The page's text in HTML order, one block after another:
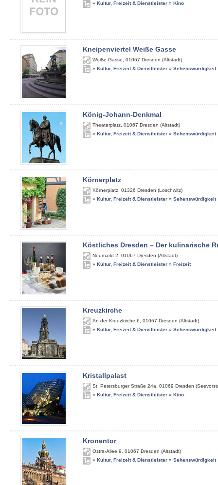
» Kultur, Freizeit & Dienstleister » Kino
Kneipenviertel Weiße Gasse
Weiße Gasse 01067 Dresden (Altstadt)
» Kultur, Freizeit & Dienstleister » Sehenswürdigkeit
König-Johann-Denkmal
Theaterplatz 01067 Dresden (Altstadt)
» Kultur, Freizeit & Dienstleister » Sehenswürdigkeit
Körnerplatz
Körnerplatz 01326 Dresden (Loschwitz)
» Kultur, Freizeit & Dienstleister » Sehenswürdigkeit
Köstliches Dresden – Der kulinarische
Neumarkt 2 01067 Dresden (Altstadt)
» Kultur, Freizeit & Dienstleister » Freizeit
Kreuzkirche
An der Kreuzkirche 6 01067 Dresden (Altstadt)
» Kultur, Freizeit & Dienstleister » Sehenswürdigkeit
Kristallpalast
St. Petersburger Straße 24a 01069 Dresden
» Kultur, Freizeit & Dienstleister » Kino
Kronentor
Ostra-Allee 9 01067 Dresden (Altstadt)
» Kultur, Freizeit & Dienstleister » Sehenswürdigkeit